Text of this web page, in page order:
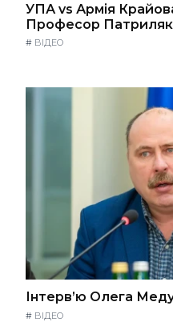
УПА vs Армія
Професор Патриляк
# ВІДЕО
Інтерв’ю Олега
# ВІДЕО